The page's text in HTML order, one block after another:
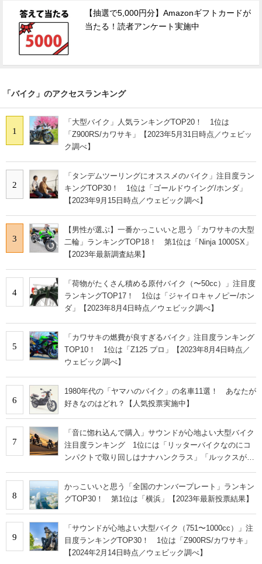
【抽選で5,000円分】Amazonギフトカードが
当たる！読者アンケート実施中
「バイク」のアクセスランキング
1
「大型バイク」人気ランキングTOP20！ 1位は
「Z900RS/カワサキ」【2023年5月31日時点／ウェビッ
ク調べ】
2
「タンデムツーリングにオススメのバイク」注目度ラン
キングTOP30！ 1位は「ゴールドウイング/ホンダ」
【2023年9月15日時点／ウェビック調べ】
3
【男性が選ぶ】一番かっこいいと思う「カワサキの大型
二輪」ランキングTOP18！ 第1位は「Ninja 1000SX」
【2023年最新調査結果】
4
「荷物がたくさん積める原付バイク（〜50cc）」注目度
ランキングTOP17！ 1位は「ジャイロキャノピー/ホン
ダ」【2023年8月4日時点／ウェビック調べ】
5
「カワサキの燃費が良すぎるバイク」注目度ランキング
TOP10！ 1位は「Z125 プロ」【2023年8月4日時点／
ウェビック調べ】
6
1980年代の「ヤマハのバイク」の名車11選！ あなたが
好きなのはどれ？【人気投票実施中】
7
「音に惚れ込んで購入」サウンドが心地よい大型バイク
注目度ランキング 1位には「リッターバイクなのにコ
ンパクトで取り回しはナナハンクラス」「ルックスが
8
かっこいいと思う「全国のナンバープレート」ランキン
グTOP30！ 第1位は「横浜」【2023年最新投票結果】
9
「サウンドが心地よい大型バイク（751〜1000cc）」注
目度ランキングTOP30！ 1位は「Z900RS/カワサキ」
【2024年2月14日時点／ウェビック調べ】